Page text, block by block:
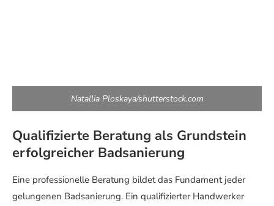
Natallia Ploskaya/shutterstock.com
Qualifizierte Beratung als Grundstein
erfolgreicher Badsanierung
Eine professionelle Beratung bildet das Fundament jeder
gelungenen Badsanierung. Ein qualifizierter Handwerker